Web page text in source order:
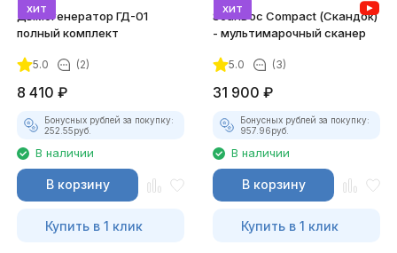
хит
Дымогенератор ГД-01
полный комплект
5.0 (2)
8 410 ₽
Бонусных рублей за покупку:
252.55руб.
В наличии
В корзину
Купить в 1 клик
хит
ScanDoc Compact (Скандок)
- мультимарочный сканер
5.0 (3)
31 900 ₽
Бонусных рублей за покупку:
957.96руб.
В наличии
В корзину
Купить в 1 клик